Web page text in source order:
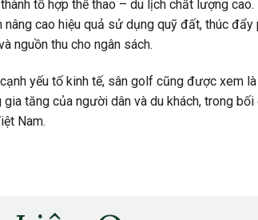
tổ hợp thể thao – du lịch chất lượng
nâng cao hiệu quả sử dụng quỹ đất, thúc
nguồn thu cho ngân sách.
yếu tố kinh tế, sân golf cũng được xem
gia tăng của người dân và du khách, trong
Nam.